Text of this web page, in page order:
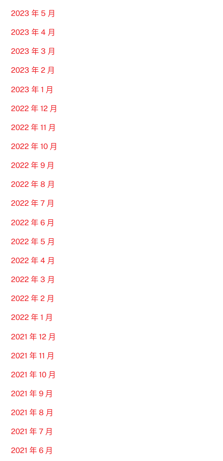
2023 年 5 月
2023 年 4 月
2023 年 3 月
2023 年 2 月
2023 年 1 月
2022 年 12 月
2022 年 11 月
2022 年 10 月
2022 年 9 月
2022 年 8 月
2022 年 7 月
2022 年 6 月
2022 年 5 月
2022 年 4 月
2022 年 3 月
2022 年 2 月
2022 年 1 月
2021 年 12 月
2021 年 11 月
2021 年 10 月
2021 年 9 月
2021 年 8 月
2021 年 7 月
2021 年 6 月